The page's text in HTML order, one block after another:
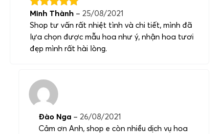
Minh Thành – 25/08/2021
Shop tư vấn rất nhiệt tình và chi tiết, mình đã
lựa chọn được mẫu hoa như ý, nhận hoa tươi
đẹp mình rất hài lòng.
Đào Nga – 26/08/2021
Cảm ơn Anh, shop e còn nhiều dịch vụ hoa